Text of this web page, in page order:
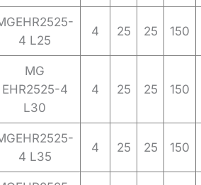
4 L25
4 25 25 150
MG
EHR2525-4
L30
4 25 25 150
4 L35
4 25 25 150